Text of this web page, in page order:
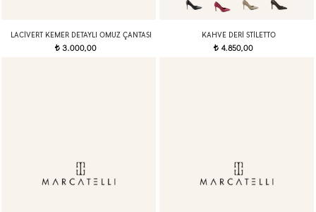
LACIVERT KEMER DETAYLI OMUZ ÇANTASI
t 3.000,00
KAHVE DERI STILETTO
t 4.850,00